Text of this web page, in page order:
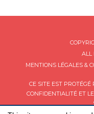
ALL
MENTIONS LÉGALES &
CE SITE EST
CONFIDENTIALITÉET